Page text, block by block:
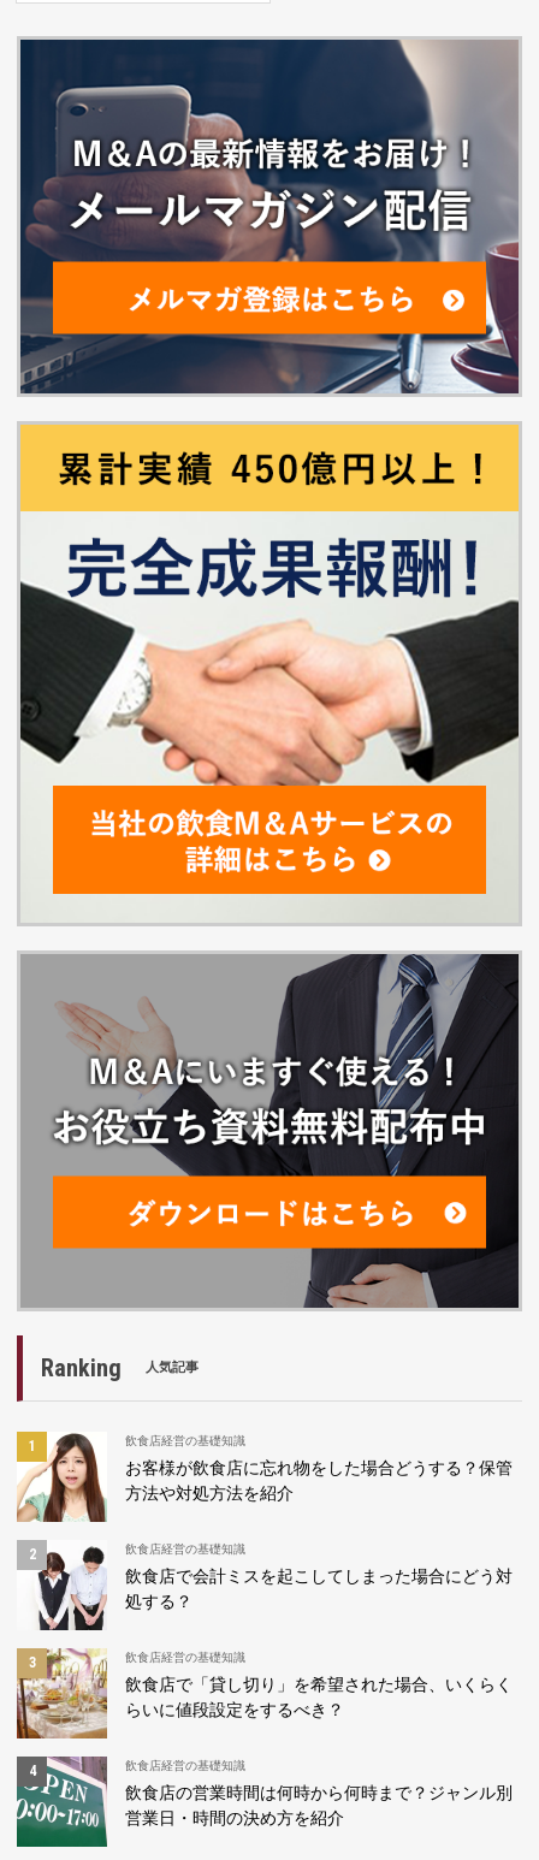
Ranking 人気記事
飲食店経営の基礎知識
お客様が飲食店に忘れ物をした場合どうする？保管
方法や対処方法を紹介
飲食店経営の基礎知識
飲食店で会計ミスを起こしてしまった場合にどう対
処する？
飲食店経営の基礎知識
飲食店で「貸し切り」を希望された場合、いくらく
らいに値段設定をするべき？
飲食店経営の基礎知識
飲食店の営業時間は何時から何時まで？ジャンル別
営業日・時間の決め方を紹介